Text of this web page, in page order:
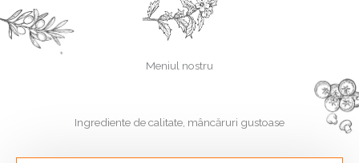
Meniul nostru
Ingrediente de calitate, mâncăruri gustoase